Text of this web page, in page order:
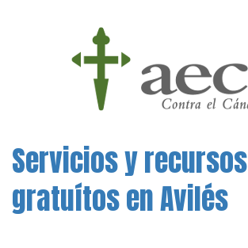
Servicios y recursos
gratuítos en Avilés